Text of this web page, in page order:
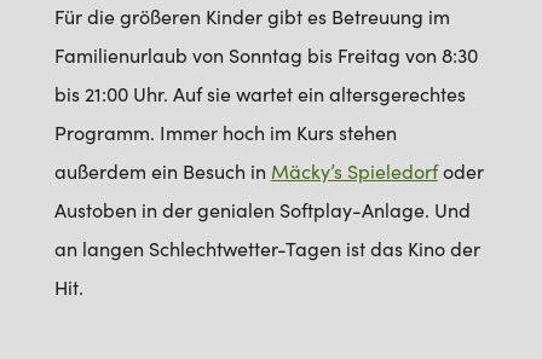
Für die größeren Kinder gibt es Betreuung im
Familienurlaub von Sonntag bis Freitag von 8:30
bis 21:00 Uhr. Auf sie wartet ein altersgerechtes
Programm. Immer hoch im Kurs stehen
außerdem ein Besuch in Mäcky’s Spieledorfoder
Austoben in der genialen Softplay-Anlage. Und
an langen Schlechtwetter-Tagen ist das Kino der
Hit.